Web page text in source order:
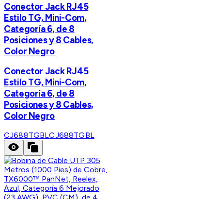
Conector Jack RJ45
Estilo TG, Mini-Com,
Categoría 6, de 8
Posiciones y 8 Cables,
Color Negro
Conector Jack RJ45
Estilo TG, Mini-Com,
Categoría 6, de 8
Posiciones y 8 Cables,
Color Negro
CJ688TGBLCJ688TGBL